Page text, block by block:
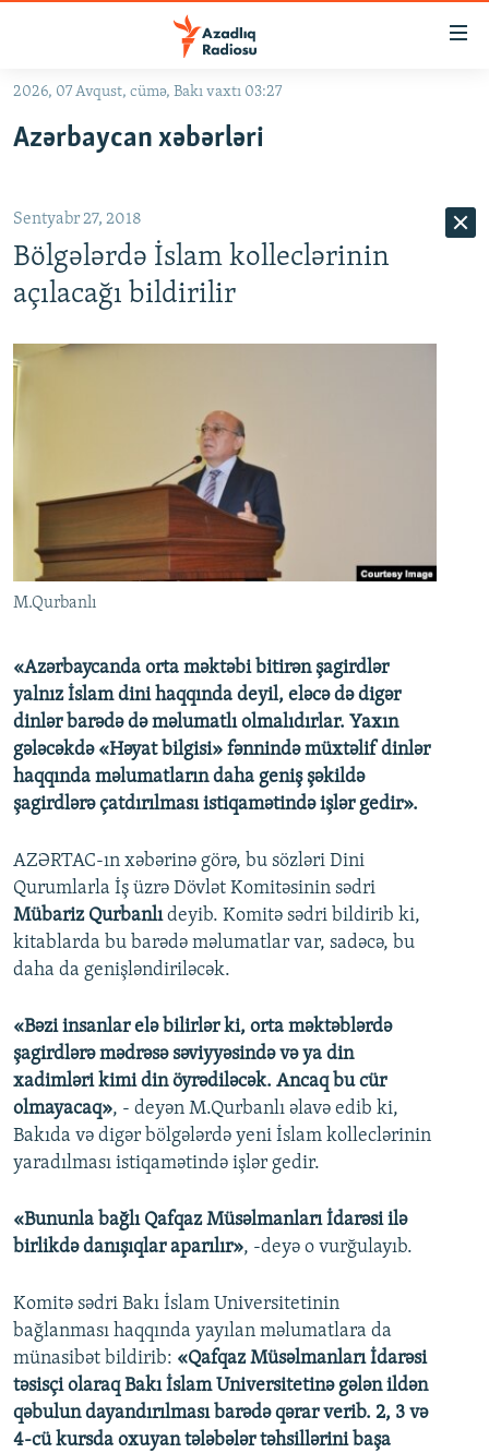
Əsas
qayıt
qayıt
Axtarışa
#ƏSLINDƏ
FƏRQƏ BAX
QANUNI DOĞRU
ARAŞDIRMA
İNFOQRAFIKA
KARIKATURA
AZƏRBAYCAN ƏDƏBIYYATI KITABXANASI
İSLAM VƏ DEMOKRATIYA
MISSIYAMIZ
PEŞƏ ETIKASI VƏ JURNALISTIKA STANDARTLARIMIZ
BIZIMLƏ ƏLAQƏ
XƏBƏR BÜLLETENLƏRIMIZ
2026, 07 Avqust, cümə, Bakı vaxtı 03:27
Azərbaycan xəbərləri
Sentyabr 27, 2018
Bölgələrdə İslam kolleclərinin
açılacağı bildirilir
M.Qurbanlı
«Azərbaycanda orta məktəbi bitirən şagirdlər
yalnız İslam dini haqqında deyil, eləcə də digər
dinlər barədə də məlumatlı olmalıdırlar. Yaxın
gələcəkdə «Həyat bilgisi» fənnində müxtəlif dinlər
haqqında məlumatların daha geniş şəkildə
şagirdlərə çatdırılması istiqamətində işlər gedir».
AZƏRTAC-ın xəbərinə görə, bu sözləri Dini
Qurumlarla İş üzrə Dövlət Komitəsinin sədri
Mübariz Qurbanlıdeyib. Komitə sədri bildirib ki,
kitablarda bu barədə məlumatlar var, sadəcə, bu
daha da genişləndiriləcək.
«Bəzi insanlar elə bilirlər ki, orta məktəblərdə
şagirdlərə mədrəsə səviyyəsində və ya din
xadimləri kimi din öyrədiləcək. Ancaq bu cür
olmayacaq», - deyən M.Qurbanlı əlavə edib ki,
Bakıda və digər bölgələrdə yeni İslam kolleclərinin
yaradılması istiqamətində işlər gedir.
«Bununla bağlı Qafqaz Müsəlmanları İdarəsi ilə
birlikdə danışıqlar aparılır», -deyə o vurğulayıb.
Komitə sədri Bakı İslam Universitetinin
bağlanması haqqında yayılan məlumatlara da
münasibət bildirib: «Qafqaz Müsəlmanları İdarəsi
təsisçi olaraq Bakı İslam Universitetinə gələn ildən
qəbulun dayandırılması barədə qərar verib. 2, 3 və
4-cü kursda oxuyan tələbələr təhsillərini başa